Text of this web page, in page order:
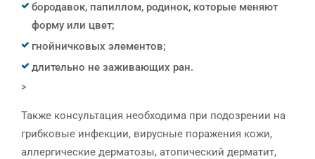
бородавок, папиллом, родинок, которые меняют
форму или цвет;
гнойничковых элементов;
длительно не заживающих ран.
>
Также консультация необходима при подозрении на
грибковые инфекции, вирусные поражения кожи,
аллергические дерматозы, атопический дерматит,